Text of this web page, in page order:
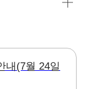
내(7월 24일